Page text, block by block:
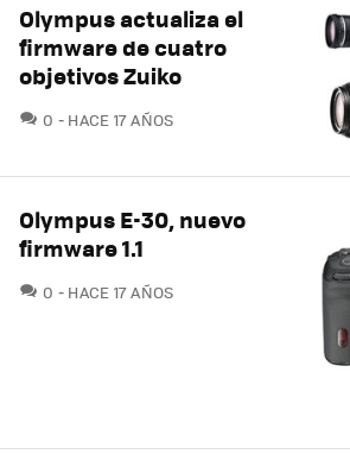
Olympus actualiza el
firmware de cuatro
objetivos Zuiko
0 COMENTARIOS
HACE 17 AÑOS
Olympus E-30, nuevo
firmware 1.1
0 COMENTARIOS
HACE 17 AÑOS